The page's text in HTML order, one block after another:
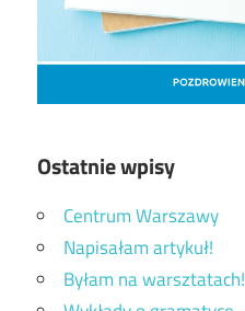
Ostatnie wpisy
Centrum Warszawy
Napisałam artykuł!
Byłam na warsztatach!